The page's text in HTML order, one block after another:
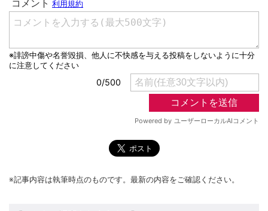
※記事内容は執筆時点のものです。最新の内容をご確認ください。